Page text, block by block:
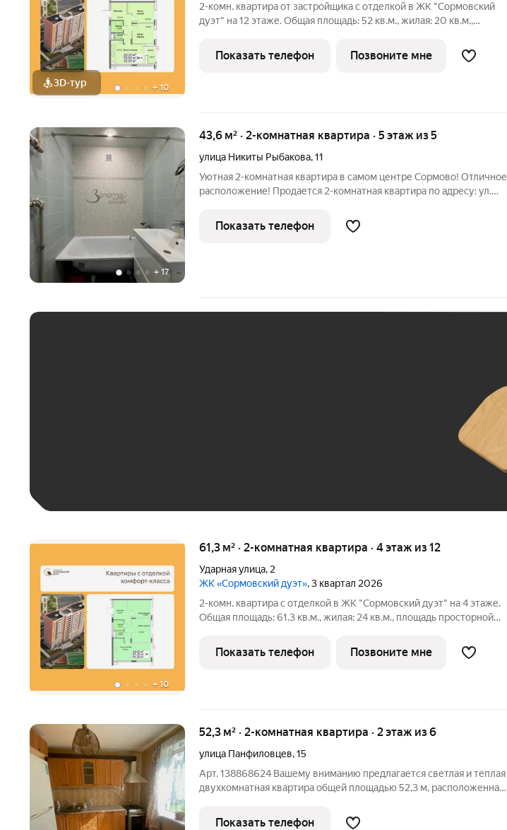
3D-тур + 10
2-комн. квартира от застройщика с отделкой в ЖК "Сормовский
дуэт" на 12 этаже. Общая площадь: 52 кв.м., жилая: 20 кв.м.,
изолированные, все окна выходят на одну сторону. В квартире
одна лоджия,
Показать телефон Позвоните мне
+ 17
43,6 м² · 2-комнатная квартира · 5 этаж из 5
улица Никиты Рыбакова,11
Уютная 2-комнатная квартира в самом центре Сормово! Отличное
расположение! Продается 2-комнатная квартира по адресу: ул.
ценит комфорт и удобство, после капитального ремонта, с
заменой
Показать телефон
+ 10
61,3 м² · 2-комнатная квартира · 4 этаж из 12
Ударная улица, 2
ЖК «Сормовский дуэт», 3 квартал 2026
2-комн. квартира с отделкой в ЖК "Сормовский дуэт" на 4 этаже.
Общая площадь: 61.3 кв.м., жилая: 24 кв.м., площадь просторной
выходят на одну сторону. В квартире один раздельный санузел.
Показать телефон Позвоните мне
52,3 м² · 2-комнатная квартира · 2 этаж из 6
улица Панфиловцев,15
Арт. 138868624 Вашему вниманию предлагается светлая и теплая
двухкомнатная квартира общей площадью 52,3 м, расположенная
Это идеальный вариант для тех, кто ценит тишину и
Показать телефон